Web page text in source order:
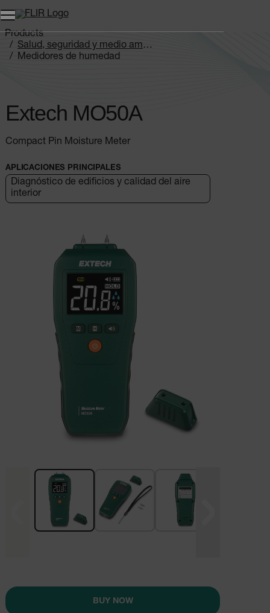
Unread messages
Modelo
Eliminar
artículos
artículo
Añadir al carro
Añadido al carro
Products
Salud, seguridad y medio ambiente
Medidores de humedad
Extech MO50A
Compact Pin Moisture Meter
APLICACIONES PRINCIPALES
Diagnóstico de edificios y calidad del aire
interior
BUY NOW